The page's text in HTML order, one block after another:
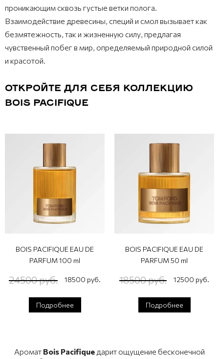
проникающим сквозь густые ветки полога.
Взаимодействие древесины, специй и смол вызывает как
безмятежность, так и жизненную силу, предлагая
чувственный побег в мир, определяемый природной силой
и красотой.
ОТКРОЙТЕ ДЛЯ СЕБЯ КОЛЛЕКЦИЮ
BOIS PACIFIQUE
BOIS PACIFIQUE EAU DE
PARFUM 100 ml
24500 руб. 18500 руб.
Подробнее
BOIS PACIFIQUE EAU DE
PARFUM 50 ml
18500 руб. 12500 руб.
Подробнее
Аромат Bois Pacifique дарит ощущение бесконечной